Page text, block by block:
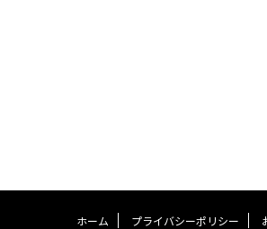
ホーム プライバシーポリシー